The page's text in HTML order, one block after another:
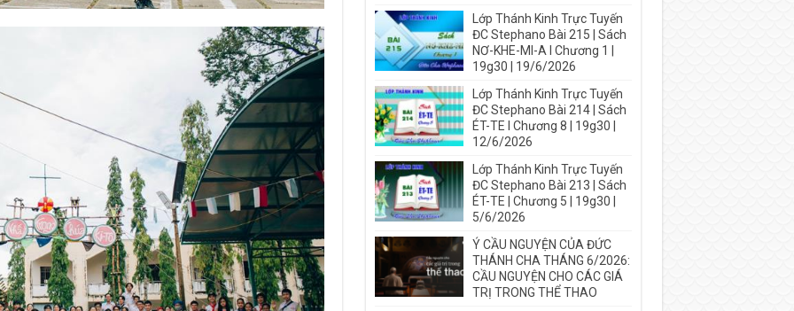
Lớp Thánh Kinh Trực Tuyến
ĐC Stephano Bài 215 | Sách
NƠ-KHE-MI-A I Chương 1 |
19g30 | 19/6/2026
Lớp Thánh Kinh Trực Tuyến
ĐC Stephano Bài 214 | Sách
ÉT-TE I Chương 8 | 19g30 |
12/6/2026
Lớp Thánh Kinh Trực Tuyến
ĐC Stephano Bài 213 | Sách
ÉT-TE | Chương 5 | 19g30 |
5/6/2026
Ý CẦU NGUYỆN CỦA ĐỨC
THÁNH CHA THÁNG 6/2026:
CẦU NGUYỆN CHO CÁC GIÁ
TRỊ TRONG THỂ THAO